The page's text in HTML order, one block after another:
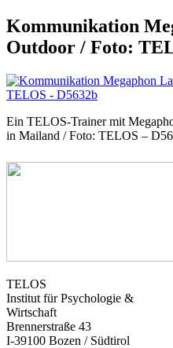
Kommunikation
Outdoor / Foto:
Ein TELOS-Trainer mit
in Mailand / Foto: TELOS –
TELOS
Institut für Psychologie &
Wirtschaft
Brennerstraße 43
I-39100 Bozen / Südtirol